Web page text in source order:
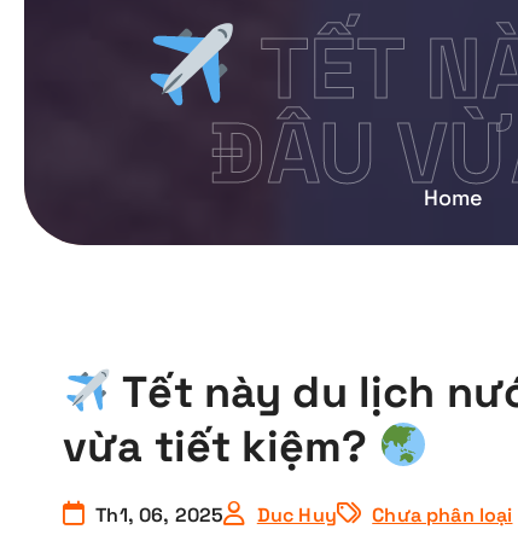
TẾT
ĐÂU Home
Tết này du lịch
vừa tiết kiệm?
Th1, 06, 2025 Duc Huy Chưa phân loại